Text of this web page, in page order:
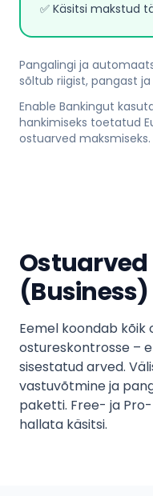
✅ Käsitsi makstud
Pangalingi ja
sõltub riigist, pangast
Enable Bankingut
hankimiseks toetatud
ostuarved maksmiseks.
(Business)
Eemel koondab kõik
ostureskontrosse –
sisestatud arved.
vastuvõtmine ja
paketti. Free- ja
hallata käsitsi.